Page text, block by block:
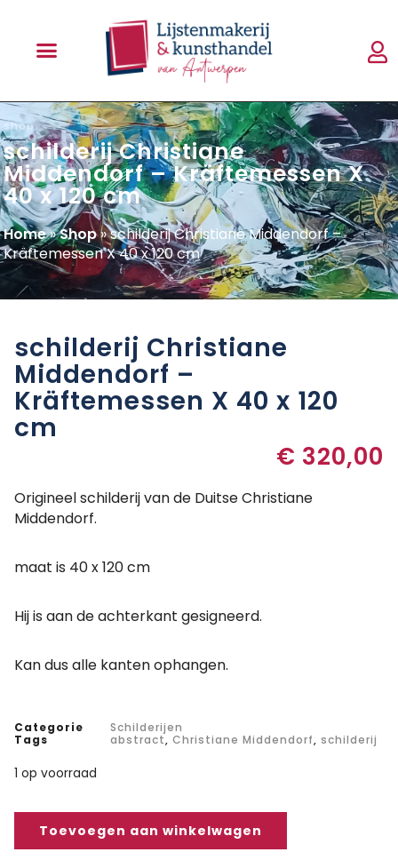
shop
schilderij Christiane
Middendorf – Kräftemessen X
40 x 120 cm
Home»Shop»schilderij Christiane Middendorf –
Kräftemessen X 40 x 120 cm
schilderij Christiane
Middendorf –
Kräftemessen X 40 x 120
cm
€ 320,00
Origineel schilderij van de Duitse Christiane
Middendorf.
maat is 40 x 120 cm
Hij is aan de achterkant gesigneerd.
Kan dus alle kanten ophangen.
Categorie
Schilderijen
Tags
abstract, Christiane Middendorf, schilderij
1 op voorraad
Toevoegen aan winkelwagen